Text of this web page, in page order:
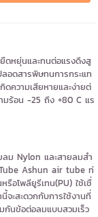
ดหยุ่นและทนต่อแรงดึงสู
ลอดสารพิษทนการกระแท
ความเสียหายและง่ายต่
มร้อน -25 ถึง +80 C แร
ม Nylon และสายลมสำ
Ashun air tube ท่
อโพลียูรีเทน(PU) ใช้เชื่
จะสะดวกกับการใช้งานที่
มกันข้อต่อลมแบบสวมเร็ว